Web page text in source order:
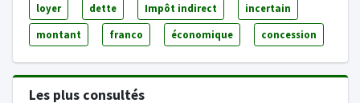
loyer dette Impôt indirect incertain
montant franco économique concession
Les plus consultés